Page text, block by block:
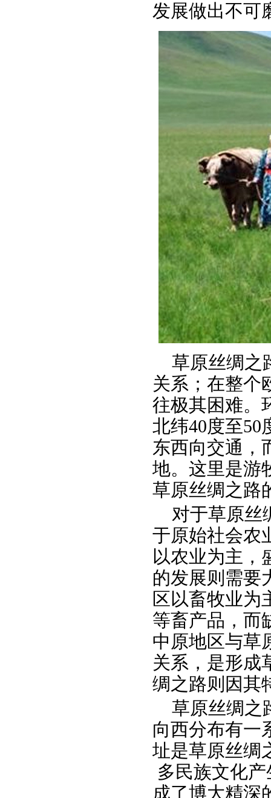
发展做出不可
草原丝绸之
关系；在整个
往极其困难。
北纬40度至50
东西向交通，
地。这里是游
草原丝绸之路
对于草原丝
于原始社会农
以农业为主，
的发展则需要
区以畜牧业为
等畜产品，而
中原地区与草
关系，是形成
绸之路则因其
草原丝绸之
向西分布有一
址是草原丝绸
多民族文化
成了博大精深